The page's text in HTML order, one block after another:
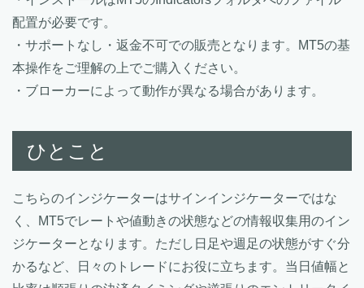
配置が必要です。
・サポートなし・返金不可での販売となります。MT5の基
本操作をご理解の上でご購入ください。
・ブローカーによって動作が異なる場合があります。
ひとこと
こちらのインジケーターはサインインジケーターではな
く、MT5でレートや値動きの状態などの情報収集用のイン
ジケーターとなります。ただし日足や週足の状態がすぐ分
かるなど、日々のトレードにお役に立ちます。当日値幅と